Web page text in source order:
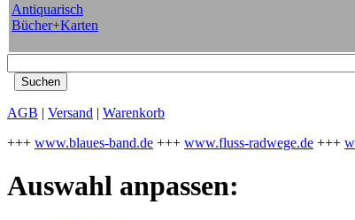
Antiquarisch
Bücher+Karten
AGB | Versand | Warenkorb
+++ www.blaues-band.de +++ www.fluss-radwege.de +++
Auswahl anpassen: